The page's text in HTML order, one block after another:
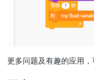
更多问题及有趣的应用，